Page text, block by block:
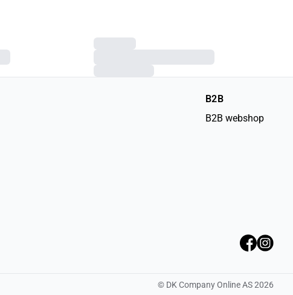
B2B
B2B webshop
© DK Company Online AS2026